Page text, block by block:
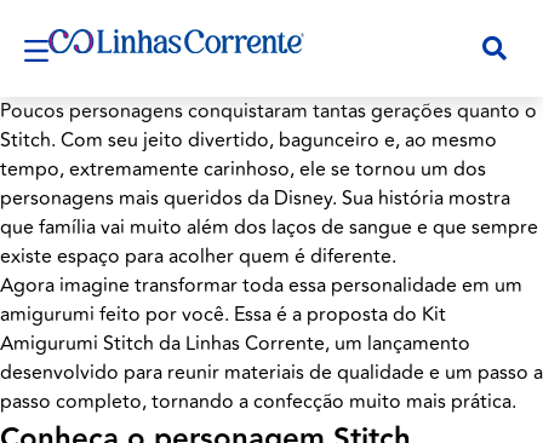
Poucos personagens conquistaram tantas gerações quanto o
Stitch. Com seu jeito divertido, bagunceiro e, ao mesmo
tempo, extremamente carinhoso, ele se tornou um dos
personagens mais queridos da Disney. Sua história mostra
que família vai muito além dos laços de sangue e que sempre
existe espaço para acolher quem é diferente.
Agora imagine transformar toda essa personalidade em um
amigurumi feito por você. Essa é a proposta do Kit
Amigurumi Stitch da Linhas Corrente, um lançamento
desenvolvido para reunir materiais de qualidade e um passo a
passo completo, tornando a confecção muito mais prática.